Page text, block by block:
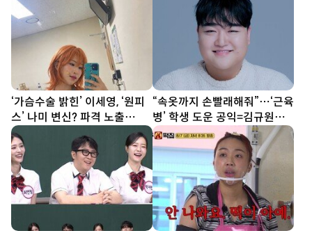
‘가슴수술 밝힌’ 이세영, ‘원피
스’ 나미 변신? 파격 노출
[DA★]
“속옷까지 손빨래해줘”…‘근육
병’ 학생 도운 공익=김규원
[DA이슈]